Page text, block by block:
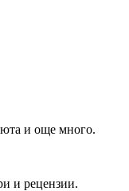
и още много.
и рецензии.